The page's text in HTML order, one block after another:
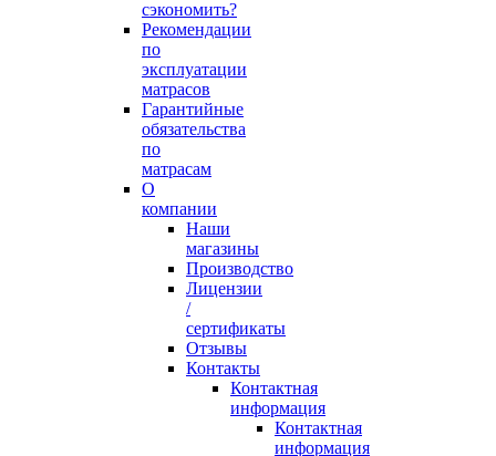
сэкономить?
Рекомендации
по
эксплуатации
матрасов
Гарантийные
обязательства
по
матрасам
О
компании
Наши
магазины
Производство
Лицензии
/
сертификаты
Отзывы
Контакты
Контактная
информация
Контактная
информация